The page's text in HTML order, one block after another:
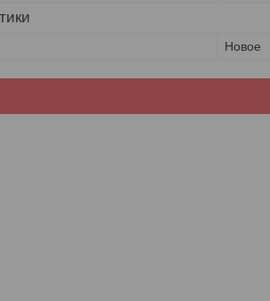
Новое